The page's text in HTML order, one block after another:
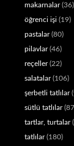
makarnalar(36)
öğrenci işi (19)
pastalar(80)
pilavlar(46)
reçeller(22)
salatalar(106)
şerbetli tatlılar
sütlü tatlılar
tartlar, turtalar
tatlılar(180)